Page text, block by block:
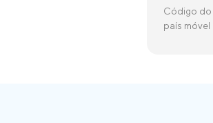
Código do
país móvel